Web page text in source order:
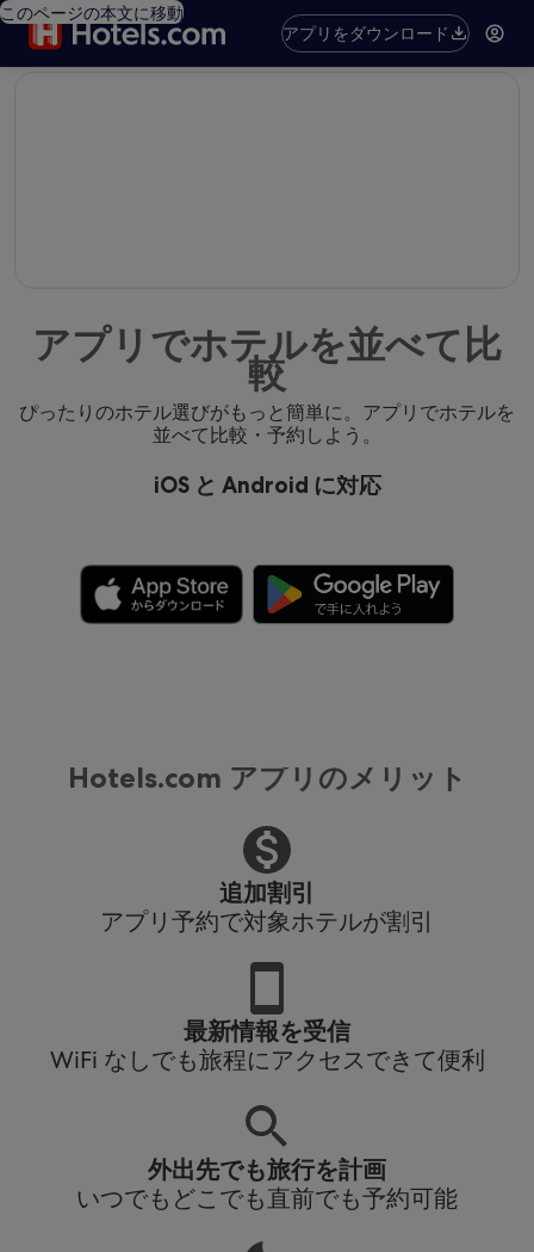
このページの本文に移動
アプリをダウンロード
アプリでホテルを並べて比
較
ぴったりのホテル選びがもっと簡単に。アプリでホテルを
並べて比較・予約しよう。
iOS と Android に対応
Hotels.com アプリのメリット
追加割引
アプリ予約で対象ホテルが割引
最新情報を受信
WiFi なしでも旅程にアクセスできて便利
外出先でも旅行を計画
いつでもどこでも直前でも予約可能